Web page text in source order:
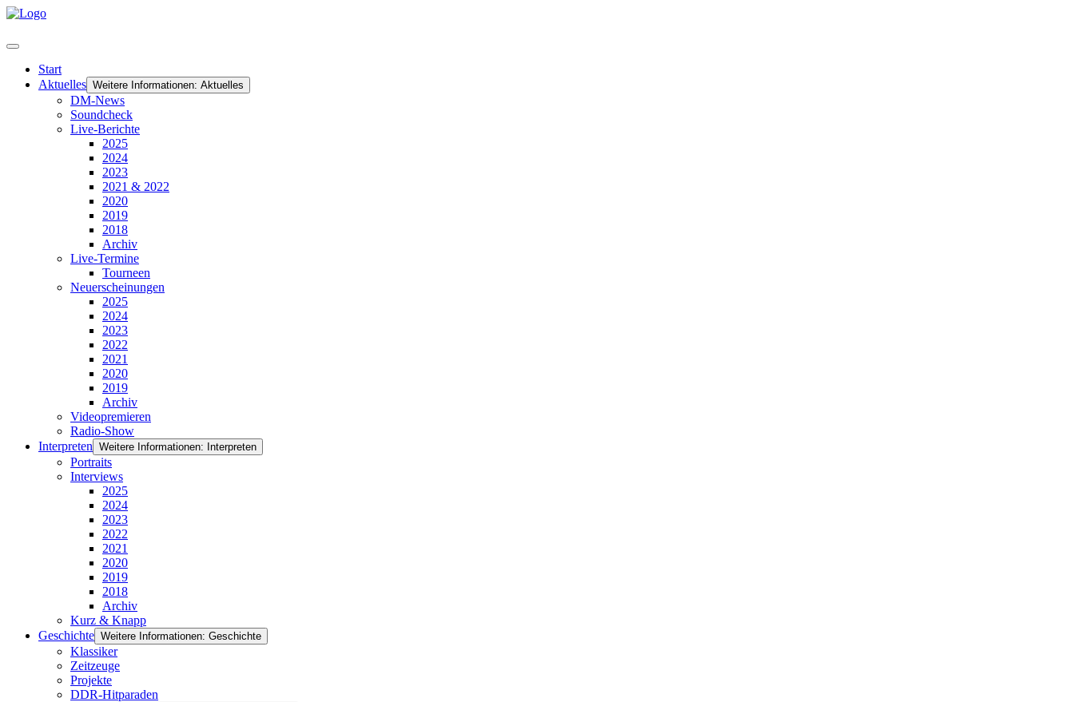
Start
Aktuelles Weitere Informationen: Aktuelles
DM-News
Soundcheck
Live-Berichte
2025
2024
2023
2021 & 2022
2020
2019
2018
Archiv
Live-Termine
Tourneen
Neuerscheinungen
2025
2024
2023
2022
2021
2020
2019
Archiv
Videopremieren
Radio-Show
Interpreten Weitere Informationen: Interpreten
Portraits
Interviews
2025
2024
2023
2022
2021
2020
2019
2018
Archiv
Kurz & Knapp
Geschichte Weitere Informationen: Geschichte
Klassiker
Zeitzeuge
Projekte
DDR-Hitparaden